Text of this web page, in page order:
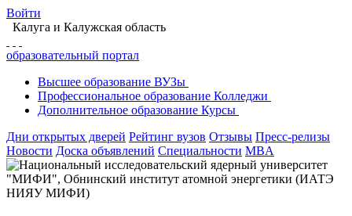
Войти
Калуга и Калужская область
образовательный портал
Высшее образование ВУЗы
Профессиональное образование Колледжи
Дополнительное образование Курсы
Дни открытых дверей Рейтинг вузов Отзывы Пресс-релизы
Новости Доска объявлений Специальности MBA